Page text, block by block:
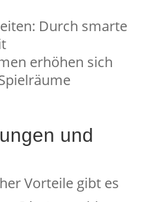
Durch smarte
erhöhen sich
und
Vorteile gibt es